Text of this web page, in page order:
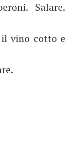
Salare.
il vino cotto e